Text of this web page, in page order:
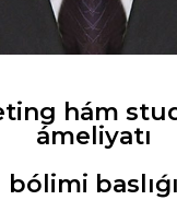
hám
ámeliyatı
bólimi baslıǵı